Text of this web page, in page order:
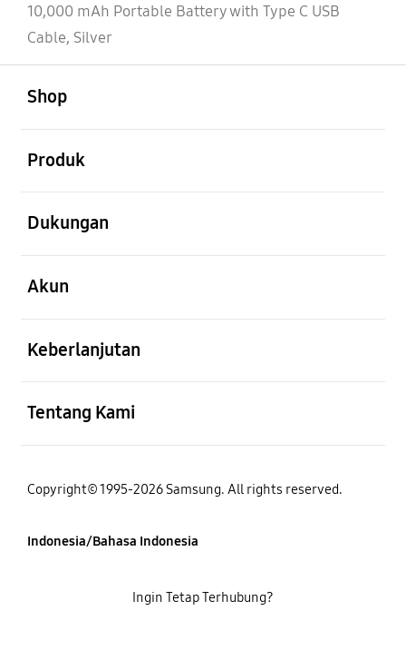
10,000 mAh Portable Battery with Type C USB
Cable, Silver
Shop
Produk
Dukungan
Akun
Keberlanjutan
Tentang Kami
Copyright© 1995-2026 Samsung. All rights reserved.
Indonesia/Bahasa Indonesia
Ingin Tetap Terhubung?